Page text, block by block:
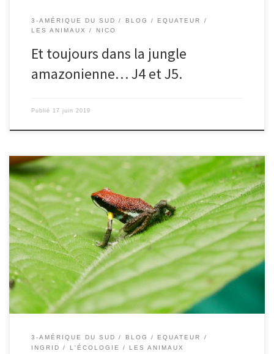
3-AMÉRIQUE DU SUD BLOG
EQUATEUR
LES ANIMAUX
NICO
Et toujours dans la jungle
amazonienne… J4 et J5.
Publié 17 juin 2019
Le 15/06/2019 – Ingrid. Lever pour moi à 6h du matin pour aller
observer les oiseaux du haut du mirador de l’hôtel grâce à la
longue vue du guide. Puis nous allons faire une marche de 3
heures dans la jungle. Heureusement, il fait beau cette fois-ci.
L’objectif aujourd’hui est […]
3-AMÉRIQUE DU SUD BLOG
EQUATEUR
INGRID
L'ÉCOLOGIE LES ANIMAUX